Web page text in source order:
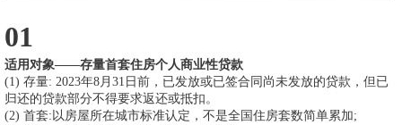
01
适用对象——存量首套住房个人商业性贷款
(1) 存量: 2023年8月31日前，已发放或已签合同尚未发放的贷款，但已
归还的贷款部分不得要求返还或抵扣。
(2) 首套:以房屋所在城市标准认定，不是全国住房套数简单累加;